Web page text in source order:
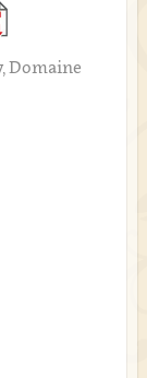
Domaine